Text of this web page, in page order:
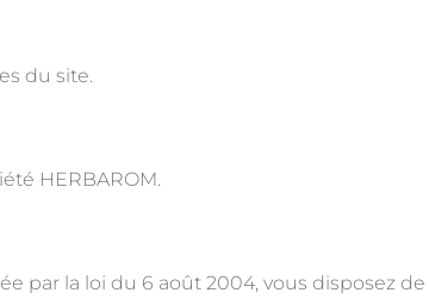
du site.
HERBAROM.
la loi du 6 août 2004, vous disposez de